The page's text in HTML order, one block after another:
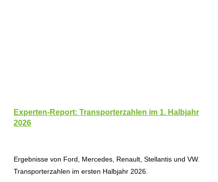
Experten-Report: Transporterzahlen im 1. Halbjahr
2026
Ergebnisse von Ford, Mercedes, Renault, Stellantis und VW.
Transporterzahlen im ersten Halbjahr 2026.